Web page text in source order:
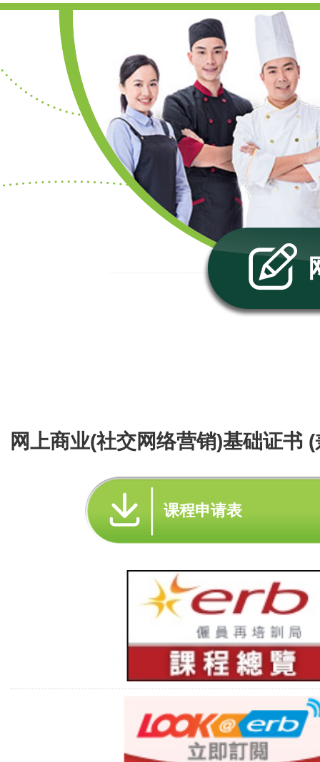
网上商业(社交网络营销)基础证书
课程申请表